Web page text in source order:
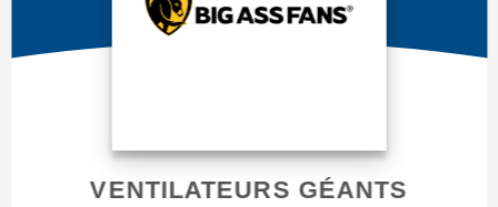
VENTILATEURS GÉANTS